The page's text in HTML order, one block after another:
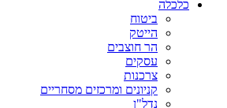
כלכלה
ביטוח
הייטק
הר חוצבים
עסקים
צרכנות
קניונים ומרכזים מסחריים
נדל"ן